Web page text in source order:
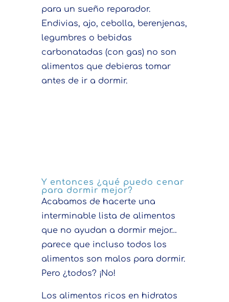
para un sueño reparador.
Endivias, ajo, cebolla, berenjenas,
legumbres o bebidas
carbonatadas (con gas) no son
alimentos que debieras tomar
antes de ir a dormir.
Y entonces ¿qué puedo cenar
para dormir mejor?
Acabamos de hacerte una
interminable lista de alimentos
que no ayudan a dormir mejor…
parece que incluso todos los
alimentos son malos para dormir.
Pero ¿todos? ¡No!
Los alimentos ricos en hidratos